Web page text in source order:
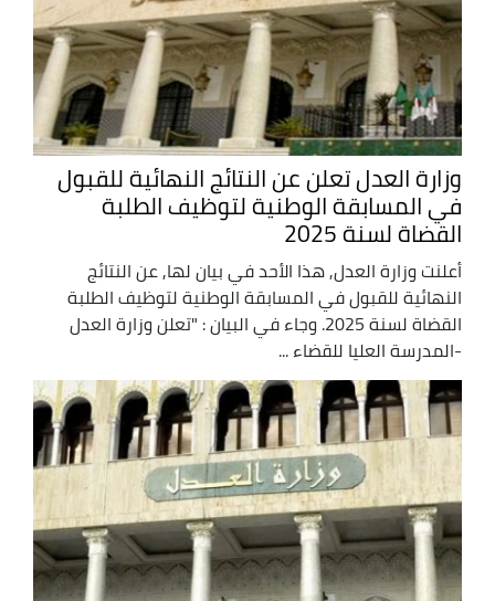
وزارة العدل تعلن عن النتائج النهائية للقبول
في المسابقة الوطنية لتوظيف الطلبة
القضاة لسنة 2025
أعلنت وزارة العدل, هذا الأحد في بيان لها, عن النتائج
النهائية للقبول في المسابقة الوطنية لتوظيف الطلبة
القضاة لسنة 2025. وجاء في البيان : "تعلن وزارة العدل
-المدرسة العليا للقضاء ...